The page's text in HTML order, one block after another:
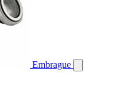
Embrague